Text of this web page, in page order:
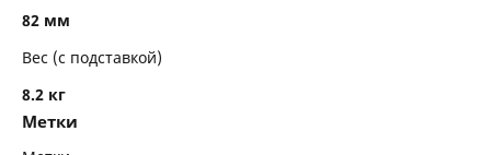
82 мм
Вес (с подставкой)
8.2 кг
Метки